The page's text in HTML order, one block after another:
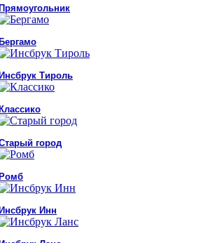
Тироль
город
Инн